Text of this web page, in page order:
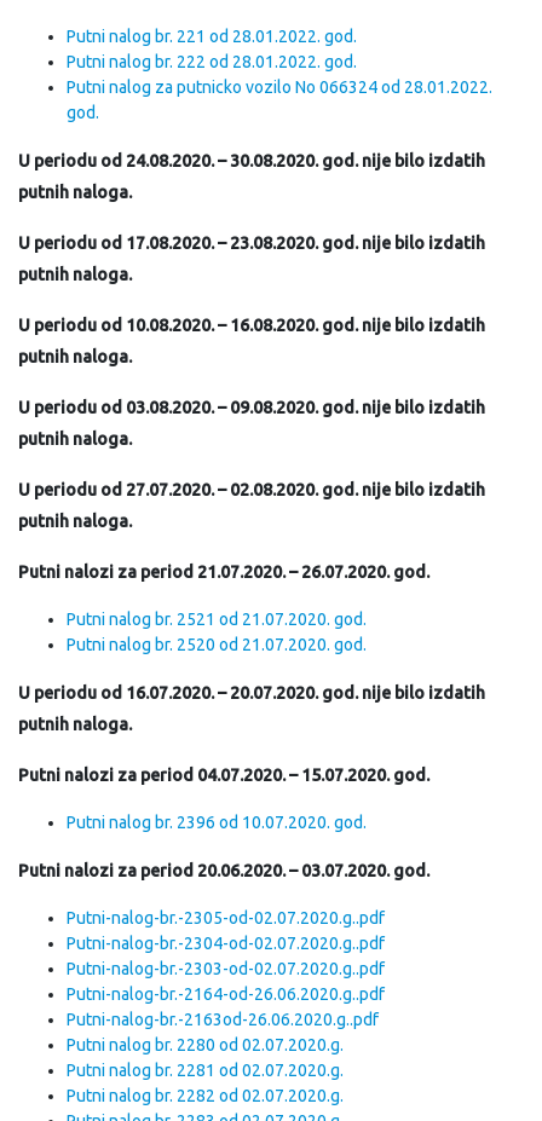
Putni nalog br. 221 od 28.01.2022. god.
Putni nalog br. 222 od 28.01.2022. god.
Putni nalog za putnicko vozilo No 066324 od 28.01.2022.
god.
U periodu od 24.08.2020. – 30.08.2020. god. nije bilo izdatih
putnih naloga.
U periodu od 17.08.2020. – 23.08.2020. god. nije bilo izdatih
putnih naloga.
U periodu od 10.08.2020. – 16.08.2020. god. nije bilo izdatih
putnih naloga.
U periodu od 03.08.2020. – 09.08.2020. god. nije bilo izdatih
putnih naloga.
U periodu od 27.07.2020. – 02.08.2020. god. nije bilo izdatih
putnih naloga.
Putni nalozi za period 21.07.2020. – 26.07.2020. god.
Putni nalog br. 2521 od 21.07.2020. god.
Putni nalog br. 2520 od 21.07.2020. god.
U periodu od 16.07.2020. – 20.07.2020. god. nije bilo izdatih
putnih naloga.
Putni nalozi za period 04.07.2020. – 15.07.2020. god.
Putni nalog br. 2396 od 10.07.2020. god.
Putni nalozi za period 20.06.2020. – 03.07.2020. god.
Putni-nalog-br.-2305-od-02.07.2020.g..pdf
Putni-nalog-br.-2304-od-02.07.2020.g..pdf
Putni-nalog-br.-2303-od-02.07.2020.g..pdf
Putni-nalog-br.-2164-od-26.06.2020.g..pdf
Putni-nalog-br.-2163od-26.06.2020.g..pdf
Putni nalog br. 2280 od 02.07.2020.g.
Putni nalog br. 2281 od 02.07.2020.g.
Putni nalog br. 2282 od 02.07.2020.g.